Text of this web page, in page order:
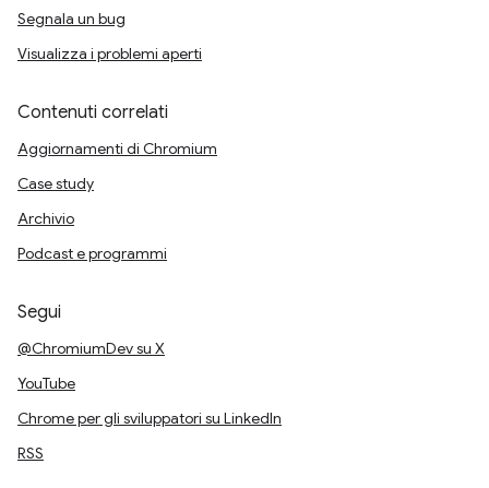
Segnala un bug
Visualizza i problemi aperti
Contenuti correlati
Aggiornamenti di Chromium
Case study
Archivio
Podcast e programmi
Segui
@ChromiumDev su X
YouTube
Chrome per gli sviluppatori su LinkedIn
RSS